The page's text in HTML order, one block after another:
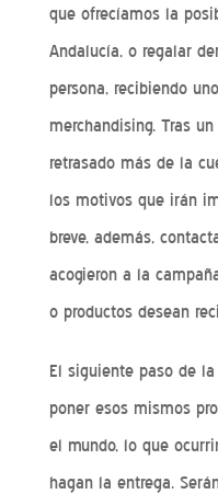
que ofrecíamos la
Andalucía, o regalar
persona, recibiendo
merchandising. Tras
retrasado más de la
los motivos que irán
breve, además,
acogieron a la
o productos desean
El siguiente paso de
poner esos mismos
el mundo, lo que
hagan la entrega.